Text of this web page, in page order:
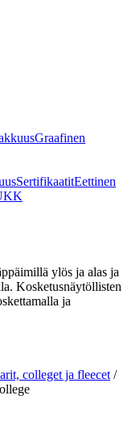
Graafinen
SertifikaatitEettinen
ylös ja alas ja
Kosketusnäytöllisten
ja
colleget ja fleecet /